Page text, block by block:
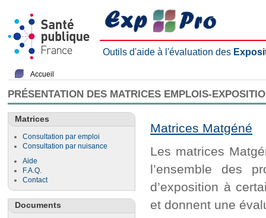
Outils d'aide à l'évaluation des
Accueil
PRÉSENTATION DES MATRICES EMPLOIS-
Matrices
Consultation par emploi
Consultation par nuisance
Aide
F.A.Q.
Contact
Documents
Matrices Matgéné
Les matrices
l’ensemble des
d’exposition à
et donnent une